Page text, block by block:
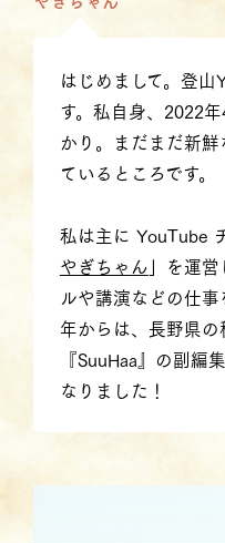
はじめまして。登
す。私自身、2022
かり。まだまだ新
ているところです。
私は主に YouTube
やぎちゃん 」を運
ルや講演などの仕
年からは、長野県
『SuuHaa』の副編
なりました！